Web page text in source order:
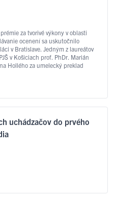
za tvorivé výkony v oblasti
ocenení sa uskutočnilo
v Bratislave. Jedným z laureátov
v Košiciach prof. PhDr. Marián
Hollého za umelecký preklad
uchádzačov do prvého